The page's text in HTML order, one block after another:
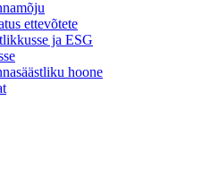
ettevõtete
ja ESG
hoone